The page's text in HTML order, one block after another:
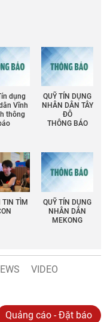
dụng
Vĩnh
thông
QUỸ TÍN DỤNG
NHÂN DÂN TÂY
ĐÔ
THÔNG BÁO
TIN TÌM
QUỸ TÍN DỤNG
NHÂN DÂN
MEKONG
VIDEO
Quảng cáo - Đặt báo